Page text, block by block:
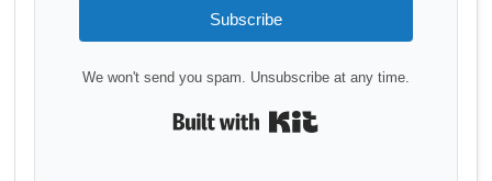
Subscribe
We won't send you spam. Unsubscribe at any time.